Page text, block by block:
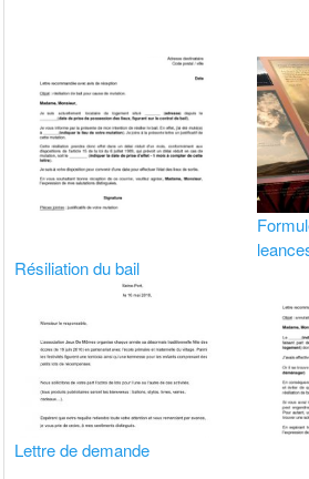
Résiliation du bail
Lettre de demande